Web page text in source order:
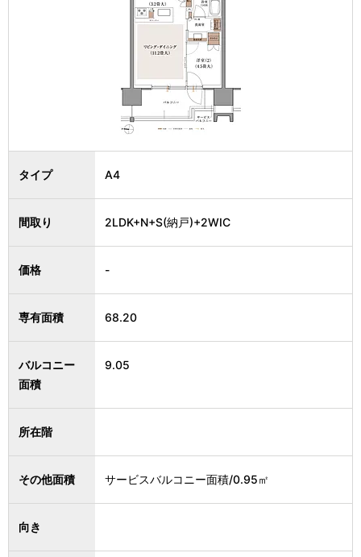
タイプ A4
間取り 2LDK+N+S(納戸)+2WIC
価格 -
専有面積 68.20
バルコニー
面積
9.05
所在階
その他面積 サービスバルコニー面積/0.95㎡
向き